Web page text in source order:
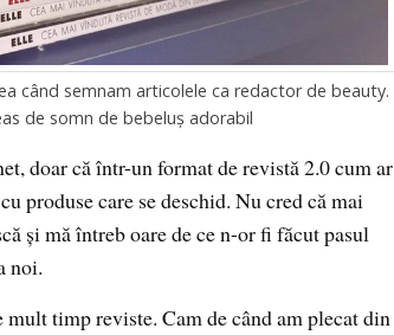
când semnam articolele ca redactor de beauty.
de somn de bebeluș adorabil
doar că într-un format de revistă 2.0 cum ar
produse care se deschid. Nu cred că mai
și mă întreb oare de ce n-or fi făcut pasul
noi.
timp reviste. Cam de când am plecat din